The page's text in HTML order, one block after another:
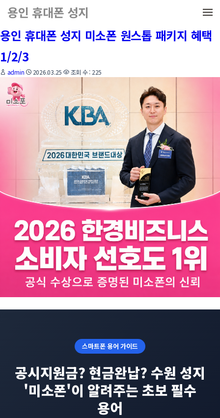
용인 휴대폰 성지
용인 휴대폰 성지 미소폰 원스톱 패키지 혜택
1/2/3
admin 2026.03.25 조회 수 : 225
스마트폰 용어 가이드
공시지원금? 현금완납? 수원 성지
'미소폰'이 알려주는 초보 필수
용어